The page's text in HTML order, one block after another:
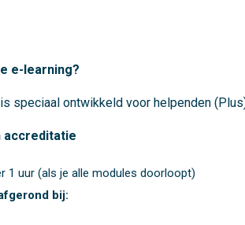
e-learning?
speciaal ontwikkeld voor helpenden
accreditatie
1 uur (als je alle modules doorloopt)
bij: